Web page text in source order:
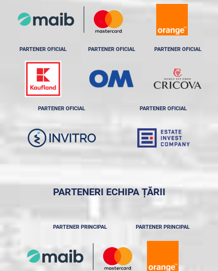
PARTENER OFICIAL PARTENER OFICIAL PARTENER OFICIAL
PARTENER OFICIAL PARTENER OFICIAL
PARTENERI ECHIPA ȚĂRII
PARTENER PRINCIPAL PARTENER PRINCIPAL